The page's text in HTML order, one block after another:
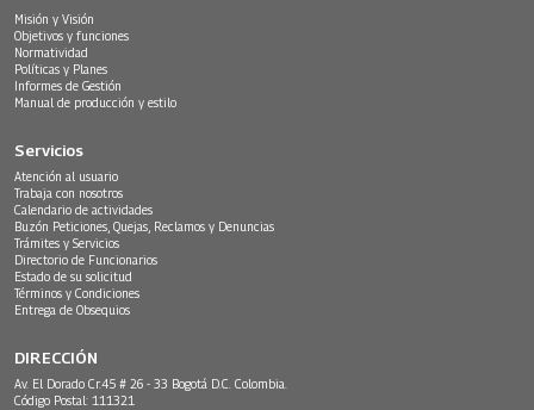
Misión y Visión
Objetivos y funciones
Normatividad
Políticas y Planes
Informes de Gestión
Manual de producción y estilo
Servicios
Atención al usuario
Trabaja con nosotros
Calendario de actividades
Buzón Peticiones, Quejas, Reclamos y Denuncias
Trámites y Servicios
Directorio de Funcionarios
Estado de su solicitud
Términos y Condiciones
Entrega de Obsequios
DIRECCIÓN
Av. El Dorado Cr.45 # 26 - 33 Bogotá D.C. Colombia.
Código Postal: 111321